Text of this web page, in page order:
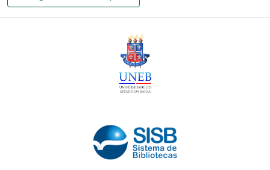
levados a mobilizar o lado criativo, intelectual, emocional e
Os resultados do trabalho de pesquisa constataram o valor
do professor como mediador/interventor da aprendizagem,
durante a experiência de leitura; também, demonstraram a
importância do uso de momentos diferenciados de leitura
necessidade de expectativas do aluno, como atividade de
aprimoramento estético e desenvolvimento cognitivo,
embora não sendo capaz de mesurar quantitativamente; bem